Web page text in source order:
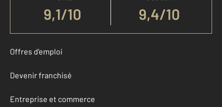
9,1/10 9,4/10
Offres d'emploi
Devenir franchisé
Entreprise et commerce